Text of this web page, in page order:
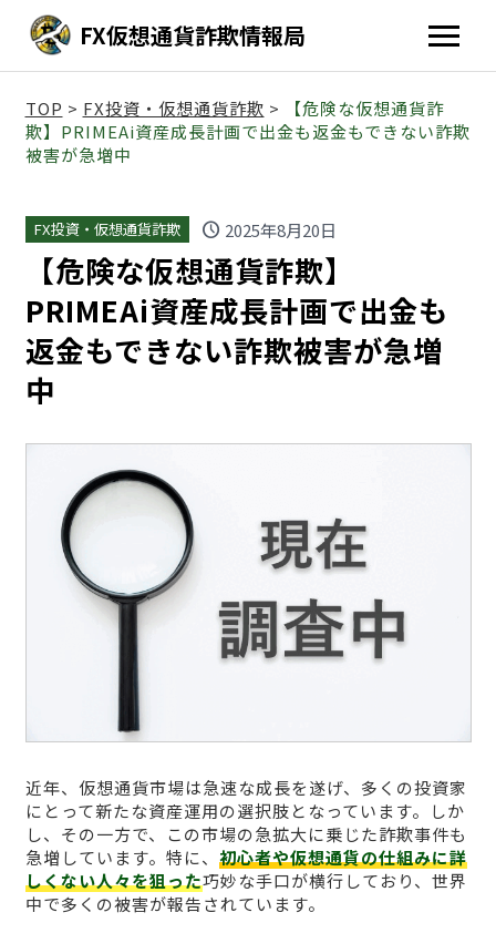
FX仮想通貨詐欺情報局
TOP > FX投資・仮想通貨詐欺 >
【危険な仮想通貨詐
欺】PRIMEAi資産成長計画で出金も返金もできない詐欺
被害が急増中
FX投資・仮想通貨詐欺 schedule 2025年8月20日
【危険な仮想通貨詐欺】
PRIMEAi資産成長計画で出金も
返金もできない詐欺被害が急増
中
近年、仮想通貨市場は急速な成長を遂げ、多くの投資家
にとって新たな資産運用の選択肢となっています。しか
し、その一方で、この市場の急拡大に乗じた詐欺事件も
急増しています。特に、 初心者や仮想通貨の仕組みに詳
しくない人々を狙った巧妙な手口が横行しており、世界
中で多くの被害が報告されています。